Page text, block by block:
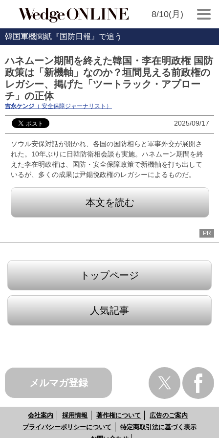
8/10(月)
韓国軍機関紙『国防日報』で追う
ハネムーン期間を終えた韓国・李在明政権 国防
政策は「新機軸」なのか？垣間見える前政権の
レガシー、掲げた「ツートラック・アプロー
チ」の正体
吉永ケンジ （ 安全保障ジャーナリスト）
2025/09/17
ソウル安保対話が開かれ、各国の国防相らと軍事外交が展開さ
れた。10年ぶりに日韓防衛相会談も実施。ハネムーン期間を終
えた李在明政権は、国防・安全保障政策で新機軸を打ち出して
いるが、多くの成果は尹錫悦政権のレガシーによるものだ。
本文を読む
PR
トップページ
人気記事
メルマガ登録
会社案内 採用情報 著作権について
広告のご案内
プライバシーポリシーについて
特定商取引法に基づく表示